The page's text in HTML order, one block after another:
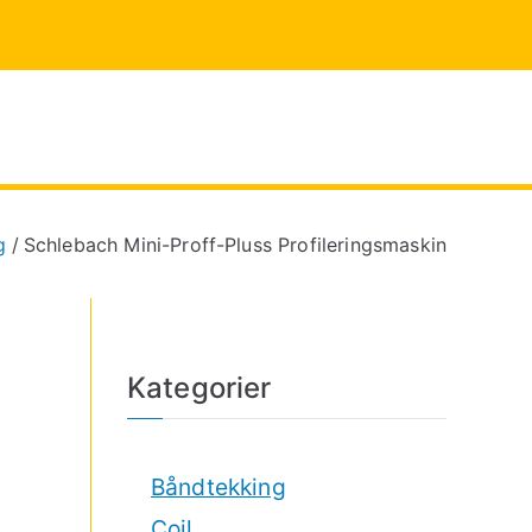
Schlebach Mini-Proff-Pluss Profileringsmaskin
Kategorier
Båndtekking